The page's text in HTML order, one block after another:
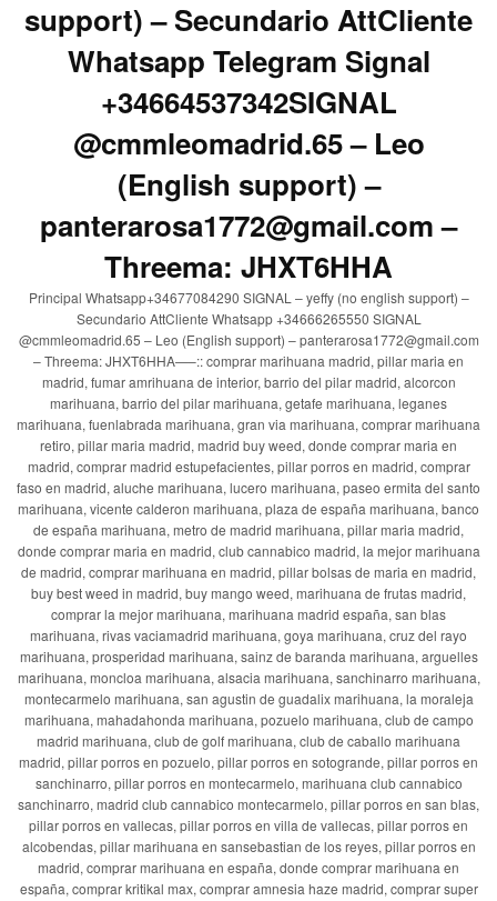
support) – Secundario AttCliente
Whatsapp Telegram Signal
+34664537342SIGNAL
@cmmleomadrid.65 – Leo
(English support) –
panterarosa1772@gmail.com –
Threema: JHXT6HHA
Principal Whatsapp+34677084290 SIGNAL – yeffy (no english support) –
Secundario AttCliente Whatsapp +34666265550 SIGNAL
@cmmleomadrid.65 – Leo (English support) – panterarosa1772@gmail.com
– Threema: JHXT6HHA—–:: comprar marihuana madrid, pillar maria en
madrid, fumar amrihuana de interior, barrio del pilar madrid, alcorcon
marihuana, barrio del pilar marihuana, getafe marihuana, leganes
marihuana, fuenlabrada marihuana, gran via marihuana, comprar marihuana
retiro, pillar maria madrid, madrid buy weed, donde comprar maria en
madrid, comprar madrid estupefacientes, pillar porros en madrid, comprar
faso en madrid, aluche marihuana, lucero marihuana, paseo ermita del santo
marihuana, vicente calderon marihuana, plaza de españa marihuana, banco
de españa marihuana, metro de madrid marihuana, pillar maria madrid,
donde comprar maria en madrid, club cannabico madrid, la mejor marihuana
de madrid, comprar marihuana en madrid, pillar bolsas de maria en madrid,
buy best weed in madrid, buy mango weed, marihuana de frutas madrid,
comprar la mejor marihuana, marihuana madrid españa, san blas
marihuana, rivas vaciamadrid marihuana, goya marihuana, cruz del rayo
marihuana, prosperidad marihuana, sainz de baranda marihuana, arguelles
marihuana, moncloa marihuana, alsacia marihuana, sanchinarro marihuana,
montecarmelo marihuana, san agustin de guadalix marihuana, la moraleja
marihuana, mahadahonda marihuana, pozuelo marihuana, club de campo
madrid marihuana, club de golf marihuana, club de caballo marihuana
madrid, pillar porros en pozuelo, pillar porros en sotogrande, pillar porros en
sanchinarro, pillar porros en montecarmelo, marihuana club cannabico
sanchinarro, madrid club cannabico montecarmelo, pillar porros en san blas,
pillar porros en vallecas, pillar porros en villa de vallecas, pillar porros en
alcobendas, pillar marihuana en sansebastian de los reyes, pillar porros en
madrid, comprar marihuana en españa, donde comprar marihuana en
españa, comprar kritikal max, comprar amnesia haze madrid, comprar super